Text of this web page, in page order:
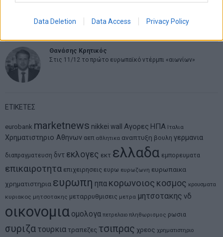
Data Deletion Data Access Privacy Policy
Νικόλαος Φουρτζής
αλλά και μια πρόκληση για την ασφάλεια των επιχειρήσεων
Θανάσης Κρητικός
Στις 11/12 το πρώτο ευρωπαϊκό ντέρμπι «αιωνίων»
ΕΤΙΚΕΤΕΣ
eurobank marketnews nikkei wall Αγορες ΗΠΑ Ιταλια
Χρηματιστηριο Αθηνων αεπ αθλητικα αναπτυξη βουλη γερμανια
διαπραγματευση δντ εκλογες εκτ ελλαδα εμπορευματα
επικαιροτητα επιχειρησεις ευρω ευρωζωνη ευρωπαικα
χρηματιστηρια ευρωπη ηπα κορωνοιος κοσμος κρουσματα
κυριακος μητσοτακης μεταρρυθμισεις μετρα μητσοτακης νδ
οικονομια ομολογα πετρελαιο πληθωρισμος ρωσια
συριζα τουρκια τραπεζες τσιπρας χρεος χρηματιστηριο